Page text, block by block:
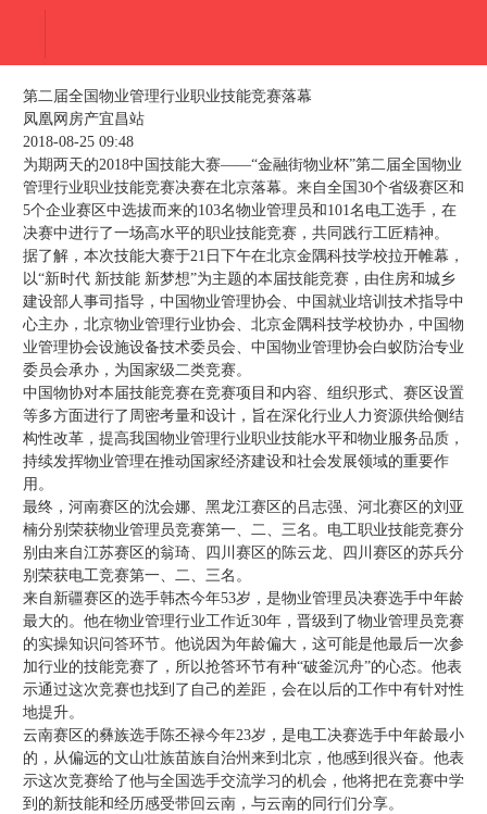
第二届全国物业管理行业职业技能竞赛落幕
凤凰网房产宜昌站
2018-08-25 09:48
为期两天的2018中国技能大赛——“金融街物业杯”第二届全国物业
管理行业职业技能竞赛决赛在北京落幕。来自全国30个省级赛区和
5个企业赛区中选拔而来的103名物业管理员和101名电工选手，在
决赛中进行了一场高水平的职业技能竞赛，共同践行工匠精神。
据了解，本次技能大赛于21日下午在北京金隅科技学校拉开帷幕，
以“新时代 新技能 新梦想”为主题的本届技能竞赛，由住房和城乡
建设部人事司指导，中国物业管理协会、中国就业培训技术指导中
心主办，北京物业管理行业协会、北京金隅科技学校协办，中国物
业管理协会设施设备技术委员会、中国物业管理协会白蚁防治专业
委员会承办，为国家级二类竞赛。
中国物协对本届技能竞赛在竞赛项目和内容、组织形式、赛区设置
等多方面进行了周密考量和设计，旨在深化行业人力资源供给侧结
构性改革，提高我国物业管理行业职业技能水平和物业服务品质，
持续发挥物业管理在推动国家经济建设和社会发展领域的重要作
用。
最终，河南赛区的沈会娜、黑龙江赛区的吕志强、河北赛区的刘亚
楠分别荣获物业管理员竞赛第一、二、三名。电工职业技能竞赛分
别由来自江苏赛区的翁琦、四川赛区的陈云龙、四川赛区的苏兵分
别荣获电工竞赛第一、二、三名。
来自新疆赛区的选手韩杰今年53岁，是物业管理员决赛选手中年龄
最大的。他在物业管理行业工作近30年，晋级到了物业管理员竞赛
的实操知识问答环节。他说因为年龄偏大，这可能是他最后一次参
加行业的技能竞赛了，所以抢答环节有种“破釜沉舟”的心态。他表
示通过这次竞赛也找到了自己的差距，会在以后的工作中有针对性
地提升。
云南赛区的彝族选手陈丕禄今年23岁，是电工决赛选手中年龄最小
的，从偏远的文山壮族苗族自治州来到北京，他感到很兴奋。他表
示这次竞赛给了他与全国选手交流学习的机会，他将把在竞赛中学
到的新技能和经历感受带回云南，与云南的同行们分享。